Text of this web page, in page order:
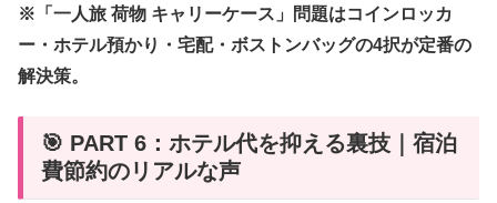
※「一人旅 荷物 キャリーケース」問題はコインロッカ
ー・ホテル預かり・宅配・ボストンバッグの4択が定番の
解決策。
🎯 PART 6：ホテル代を抑える裏技｜宿泊
費節約のリアルな声